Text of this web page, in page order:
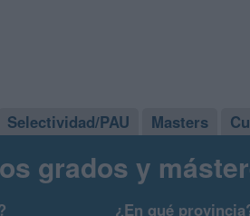
Selectividad/PAU Masters
grados y
¿En qué